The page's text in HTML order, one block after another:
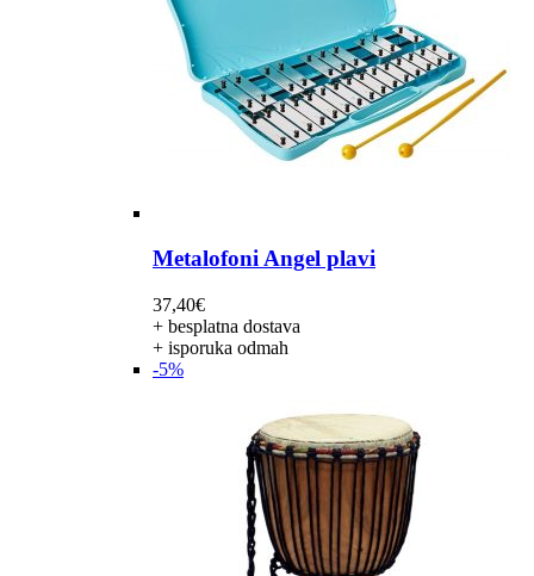
Metalofoni Angel plavi
37,40€
+ besplatna dostava
+ isporuka odmah
-5%